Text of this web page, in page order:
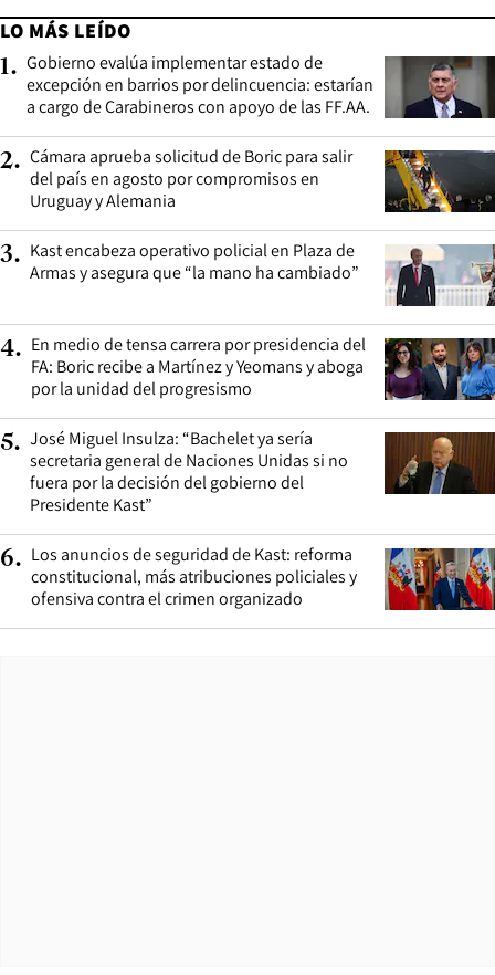
LO MÁS LEÍDO
1. Gobierno evalúa implementar estado de
excepción en barrios por delincuencia: estarían
a cargo de Carabineros con apoyo de las FF.AA.
2. Cámara aprueba solicitud de Boric para salir
del país en agosto por compromisos en
Uruguay y Alemania
3. Kast encabeza operativo policial en Plaza de
Armas y asegura que “la mano ha cambiado”
4. En medio de tensa carrera por presidencia del
FA: Boric recibe a Martínez y Yeomans y aboga
por la unidad del progresismo
5. José Miguel Insulza: “Bachelet ya sería
secretaria general de Naciones Unidas si no
fuera por la decisión del gobierno del
Presidente Kast”
6. Los anuncios de seguridad de Kast: reforma
constitucional, más atribuciones policiales y
ofensiva contra el crimen organizado